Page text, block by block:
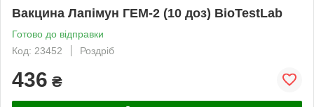
Вакцина Лапімун ГЕМ-2 (10 доз) BioTestLab
Готово до відправки
Код: 23452
Роздріб
436 ₴